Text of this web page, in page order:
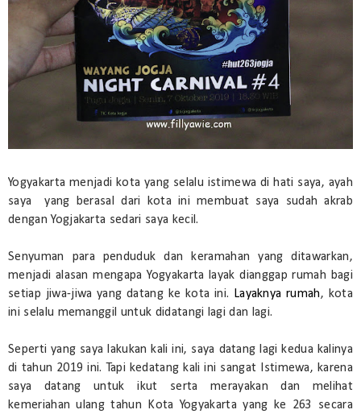
Yogyakarta menjadi kota yang selalu istimewa di hati saya, ayah
saya yang berasal dari kota ini membuat saya sudah akrab
dengan Yogjakarta sedari saya kecil.
Senyuman para penduduk dan keramahan yang ditawarkan,
menjadi alasan mengapa Yogyakarta layak dianggap rumah bagi
setiap jiwa-jiwa yang datang ke kota ini.
Layaknya rumah, kota
ini selalu memanggil untuk didatangi lagi dan lagi.
Seperti yang saya lakukan kali ini, saya datang lagi kedua kalinya
di tahun 2019 ini. Tapi kedatang kali ini sangat Istimewa, karena
saya datang untuk ikut serta merayakan dan melihat
kemeriahan ulang tahun Kota Yogyakarta yang ke 263 secara